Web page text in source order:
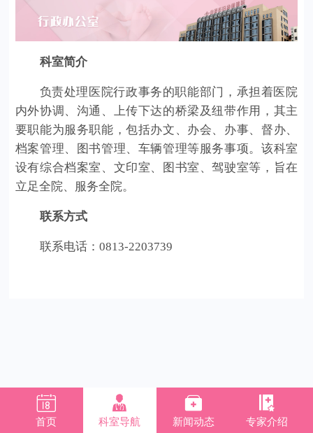
科室简介
负责处理医院行政事务的职能部门，承担着医院
内外协调、沟通、上传下达的桥梁及纽带作用，其主
要职能为服务职能，包括办文、办会、办事、督办、
档案管理、图书管理、车辆管理等服务事项。该科室
设有综合档案室、文印室、图书室、驾驶室等，旨在
立足全院、服务全院。
联系方式
联系电话： 0813-2203739

首页

科室导航

新闻动态

专家介绍